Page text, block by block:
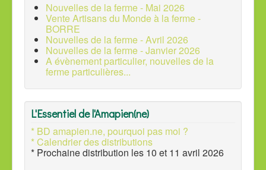
Nouvelles de la ferme - Mai 2026
Vente Artisans du Monde à la ferme -
BORRE
Nouvelles de la ferme - Avril 2026
Nouvelles de la ferme - Janvier 2026
A évènement particulier, nouvelles de la
ferme particulières...
L'Essentiel de l'Amapien(ne)
* BD amapien.ne, pourquoi pas moi ?
* Calendrier des distributions
* Prochaine distribution les 10 et 11 avril 2026